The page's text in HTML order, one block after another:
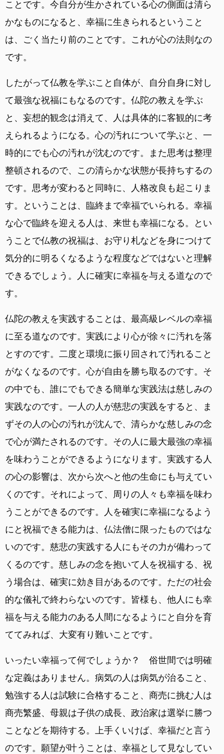
ことです。今自分が生かされている心の側面は清ら
かなものになると、幸福に生きられるということ
は、ごく当たり前のことです。これが心の法則なの
です。
したがって仏教を学ぶこと自体が、自分自身に対し
て最強な祝福にもなるのです。仏陀の教えを学ぶ
と、妄想的観念は消えて、人は具体的に客観的に考
えられるようになる。心の汚れについて学ぶと、一
時的にでも心の汚れが沈むのです。また思考は整理
整頓されるので、この清らかな状態が長持ちするの
です。思考が変わると同時に、人格改良も起こりま
す。ということは、臨終まで幸福でいられる。幸福
な心で臨終を迎える人は、来世も幸福になる。とい
うことで仏教の祝福は、お守り札などを身につけて
気分的に明るくなるような程度などではないと理解
できるでしょう。人に確実に幸福を与える道なので
す。
仏陀の教えを実践することは、最高級レベルの幸福
に至る道なのです。実践により心が徐々に汚れを落
とすのです。二度と環境に振り回されて汚れること
がなくなるのです。心が自由を勝ち取るのです。そ
の中でも、誰にでもできる簡単な実践法は慈しみの
実践なのです。一人の人が慈悲の実践をすると、ま
ずその人の心の汚れが沈んで、清らかな慈しみの念
で心が満たされるのです。その人に最大最強の幸福
を味わうことができるようになります。実践する人
の心の影響は、次から次へと他の生命にも与えてい
くのです。それによって、周りの人々も幸福を味わ
うことができるのです。人を確実に幸福になるよう
にと祝福できる能力は、仏法僧に限ったものではな
いのです。慈悲の実践する人にもその力が備わって
くるのです。慈しみの念を抱いて人を祝福する、祝
う場合は、確実に効き目があるのです。ただの社会
的な儀礼で終わらないのです。皆様も、他人にも幸
福を与える能力のある人間になるようにと自分を育
ててみれば、大変有り難いことです。
いったい幸福って何でしょうか？ 俗世間では明確
な定義はありません。病気の人は病気が治ること、
勉強する人は試験に合格すること、商売に挑む人は
商売繁盛、母親は子供の成長、政治家は選挙に勝つ
ことなどを期待する。上手くいけば、幸福だと言う
のです。願望が叶うことは、幸福として見なしてい